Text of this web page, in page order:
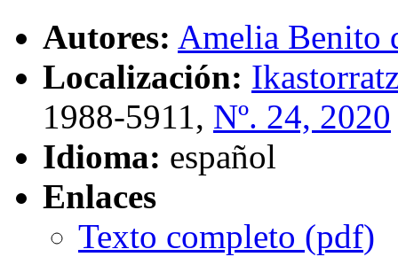
Autores: Amelia Benito
Localización:
1988-5911, Nº. 24, 2020
Idioma: español
Enlaces
Texto completo (pdf)